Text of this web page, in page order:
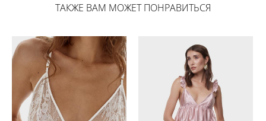
ТАКЖЕ ВАМ МОЖЕТ ПОНРАВИТЬСЯ